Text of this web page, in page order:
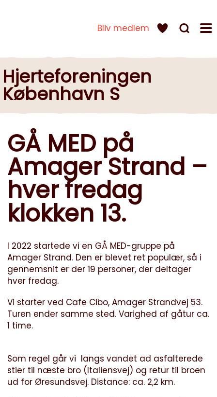
Bliv medlem
Hjerteforeningen
København S
GÅ MED på
Amager Strand –
hver fredag
klokken 13.
I 2022 startede vi en GÅ MED-gruppe på
Amager Strand. Den er blevet ret populær, så i
gennemsnit er der 19 personer, der deltager
hver fredag.
Vi starter ved Cafe Cibo, Amager Strandvej 53.
Turen ender samme sted. Varighed af gåtur ca.
1 time.
Som regel går vi langs vandet ad asfalterede
stier til næste bro (Italiensvej) og retur til broen
ud for Øresundsvej. Distance: ca. 2,2 km.